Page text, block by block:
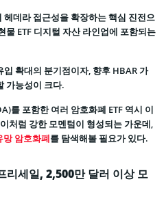
데라 접근성을 확장하는 핵심 진전으
물 ETF 디지털 자산 라인업에 포함되는
확대의 분기점이자, 향후 HBAR 가
가능성이 크다.
를 포함한 여러 암호화폐 ETF 역시 이
처럼 강한 모멘텀이 형성되는 가운데,
망 암호화폐를 탐색해볼 필요가 있다.
리세일, 2,500만 달러 이상 모